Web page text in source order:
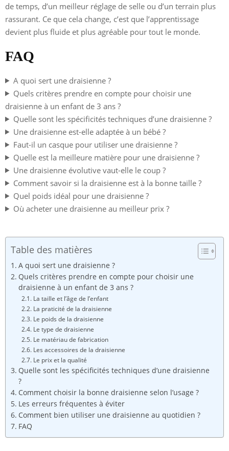
de temps, d’un meilleur réglage de selle ou d’un terrain plus
rassurant. Ce que cela change, c’est que l’apprentissage
devient plus fluide et plus agréable pour tout le monde.
FAQ
A quoi sert une draisienne ?
Quels critères prendre en compte pour choisir une
draisienne à un enfant de 3 ans ?
Quelle sont les spécificités techniques d’une draisienne ?
Une draisienne est-elle adaptée à un bébé ?
Faut-il un casque pour utiliser une draisienne ?
Quelle est la meilleure matière pour une draisienne ?
Une draisienne évolutive vaut-elle le coup ?
Comment savoir si la draisienne est à la bonne taille ?
Quel poids idéal pour une draisienne ?
Où acheter une draisienne au meilleur prix ?
Table des matières
A quoi sert une draisienne ?
Quels critères prendre en compte pour choisir une
draisienne à un enfant de 3 ans ?
La taille et l’âge de l’enfant
La praticité de la draisienne
Le poids de la draisienne
Le type de draisienne
Le matériau de fabrication
Les accessoires de la draisienne
Le prix et la qualité
Quelle sont les spécificités techniques d’une draisienne
?
Comment choisir la bonne draisienne selon l’usage ?
Les erreurs fréquentes à éviter
Comment bien utiliser une draisienne au quotidien ?
FAQ